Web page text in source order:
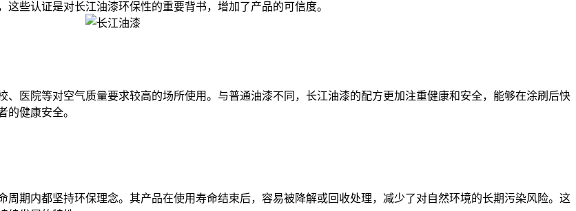
些认证是对长江油漆环保性的重要背书，增加了产品的可信度。
院等对空气质量要求较高的场所使用。与普通油漆不同，长江油漆的配方更加注重健康和安全，能够在涂刷后快
的健康安全。
内都坚持环保理念。其产品在使用寿命结束后，容易被降解或回收处理，减少了对自然环境的长期污染风险。这